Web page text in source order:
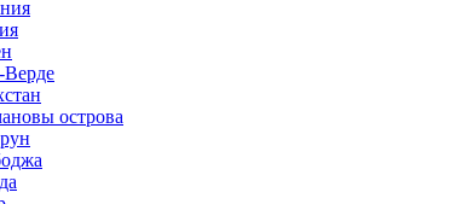
Верде
острова